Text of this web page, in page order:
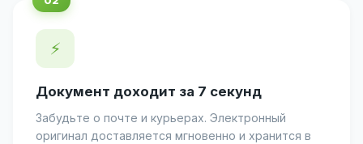
⚡
Документ доходит за 7 секунд
Забудьте о почте и курьерах. Электронный
оригинал доставляется мгновенно и хранится в